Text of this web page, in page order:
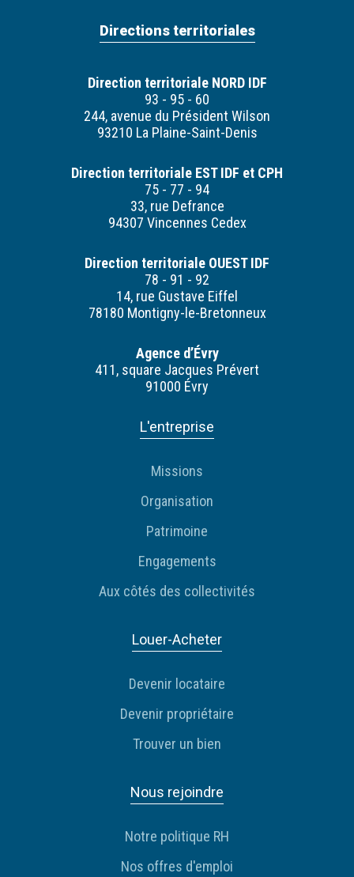
Directions territoriales
Direction territoriale NORD IDF
93 - 95 - 60
244, avenue du Président Wilson
93210 La Plaine-Saint-Denis
Direction territoriale EST IDF et CPH
75 - 77 - 94
33, rue Defrance
94307 Vincennes Cedex
Direction territoriale OUEST IDF
78 - 91 - 92
14, rue Gustave Eiffel
78180 Montigny-le-Bretonneux
Agence d’Évry
411, square Jacques Prévert
91000 Évry
L'entreprise
Missions
Organisation
Patrimoine
Engagements
Aux côtés des collectivités
Louer-Acheter
Devenir locataire
Devenir propriétaire
Trouver un bien
Nous rejoindre
Notre politique RH
Nos offres d'emploi